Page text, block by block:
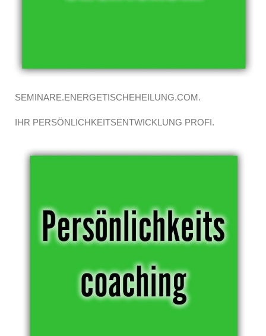
SEMINARE.ENERGETISCHEHEILUNG.COM.
IHR PERSÖNLICHKEITSENTWICKLUNG PROFI.